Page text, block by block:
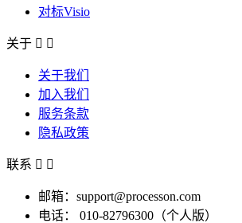
对标Visio
关于  
关于我们
加入我们
服务条款
隐私政策
联系  
邮箱：support@processon.com
电话：
010-82796300（个人版）